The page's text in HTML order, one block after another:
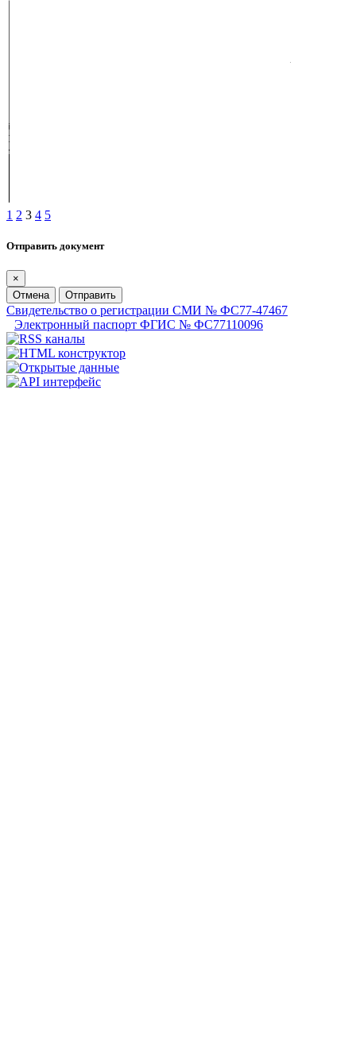
1 2 3 4 5
Отправить документ
×
Отмена
Отправить
Свидетельство о регистрации СМИ № ФС77-47467
Электронный паспорт ФГИС № ФС77110096